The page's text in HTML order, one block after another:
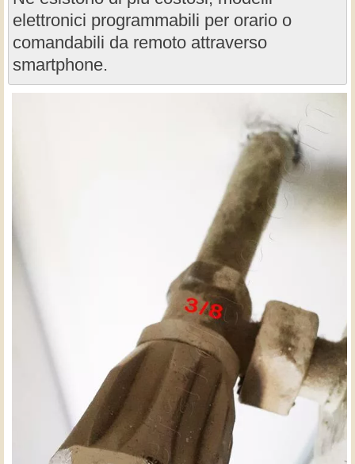
elettronici programmabili per orario o
comandabili da remoto attraverso
smartphone.